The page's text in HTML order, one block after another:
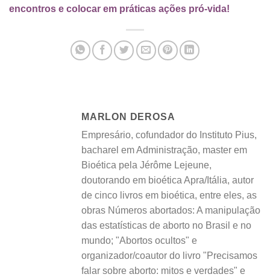
encontros e colocar em práticas ações pró-vida!
MARLON DEROSA
Empresário, cofundador do Instituto Pius,
bacharel em Administração, master em
Bioética pela Jérôme Lejeune,
doutorando em bioética Apra/Itália, autor
de cinco livros em bioética, entre eles, as
obras Números abortados: A manipulação
das estatísticas de aborto no Brasil e no
mundo; "Abortos ocultos" e
organizador/coautor do livro "Precisamos
falar sobre aborto: mitos e verdades" e